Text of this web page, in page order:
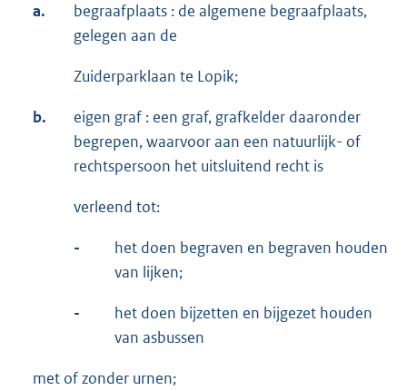
a.
begraafplaats : de algemene begraafplaats,
gelegen aan de
Zuiderparklaan te Lopik;
b.
eigen graf : een graf, grafkelder daaronder
begrepen, waarvoor aan een natuurlijk- of
rechtspersoon het uitsluitend recht is
verleend tot:
-
het doen begraven en begraven houden
van lijken;
-
het doen bijzetten en bijgezet houden
van asbussen
met of zonder urnen;